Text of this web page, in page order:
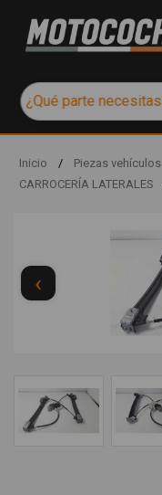
Inicio / Piezas vehículos
CARROCERÍA LATERALES
‹